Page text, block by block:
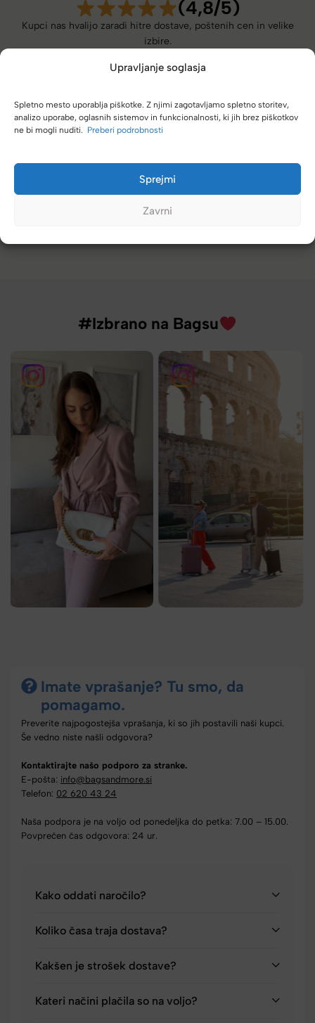
Upravljanje soglasja
Spletno mesto uporablja piškotke. Z njimi zagotavljamo spletno storitev,
analizo uporabe, oglasnih sistemov in funkcionalnosti, ki jih brez piškotkov
ne bi mogli nuditi. Preberi podrobnosti
Sprejmi
Zavrni
(4,8/5)
Kupci nas hvalijo zaradi hitre dostave, poštenih cen in velike
izbire.
Naročanje pri vas je enostavno, zaupanja vredno.
prijetna za nošenje. Hvala
Nataša V.
#Izbrano na Bagsu
Imate vprašanje? Tu smo, da
pomagamo.
Preverite najpogostejša vprašanja, ki so jih postavili naši kupci.
Še vedno niste našli odgovora?
Kontaktirajte našo podporo za stranke.
E-pošta: info@bagsandmore.si
Telefon: 02 620 43 24
Naša podpora je na voljo od ponedeljka do petka: 7.00 – 15.00.
Povprečen čas odgovora: 24 ur.
Kako oddati naročilo?
Koliko časa traja dostava?
Kakšen je strošek dostave?
Kateri načini plačila so na voljo?